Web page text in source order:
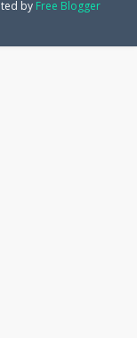
by Free Blogger